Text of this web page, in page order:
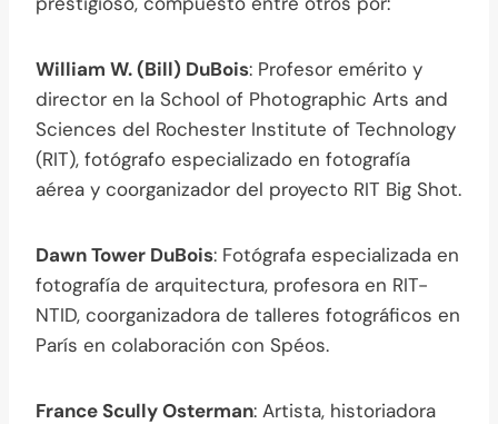
William W. (Bill) DuBois: Profesor emérito y
director en la School of Photographic Arts and
Sciences del Rochester Institute of Technology
(RIT), fotógrafo especializado en fotografía
aérea y coorganizador del proyecto RIT Big Shot.
Dawn Tower DuBois: Fotógrafa especializada en
fotografía de arquitectura, profesora en RIT-
NTID, coorganizadora de talleres fotográficos en
París en colaboración con Spéos.
France Scully Osterman: Artista, historiadora